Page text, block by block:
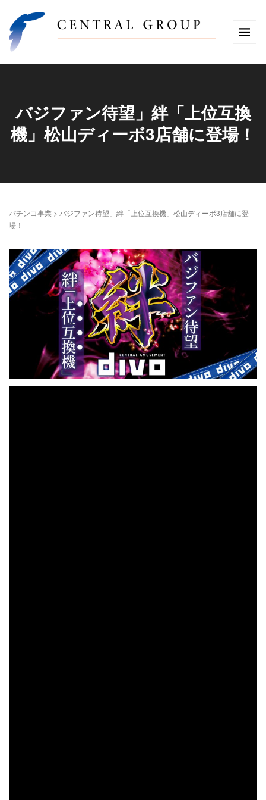
バジファン待望」絆「上位互換
機」松山ディーボ3店舗に登場！
パチンコ事業 > バジファン待望」絆「上位互換機」松山ディーボ3店舗に登
場！